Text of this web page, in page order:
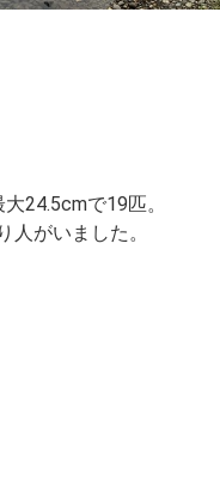
24.5cmで19匹。
がいました。